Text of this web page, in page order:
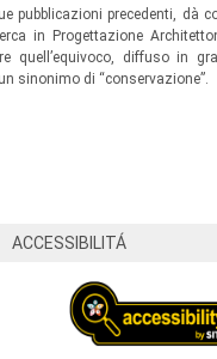
pubblicazioni precedenti, dà
in Progettazione
quell’equivoco, diffuso in
sinonimo di “conservazione”.
ACCESSIBILITÁ